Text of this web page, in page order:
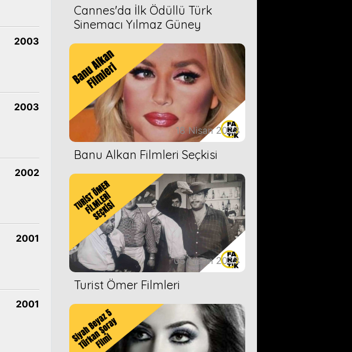
2003
2003
2002
2001
2001
Cannes'da İlk Ödüllü Türk
Sinemacı Yılmaz Güney
18 Nisan 2023
Banu Alkan Filmleri Seçkisi
05 Nisan 2023
Turist Ömer Filmleri